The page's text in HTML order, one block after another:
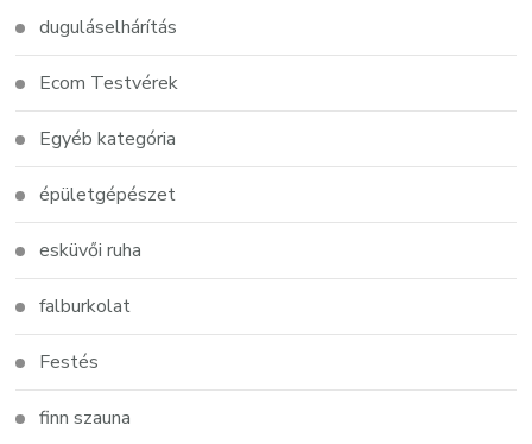
duguláselhárítás
Ecom Testvérek
Egyéb kategória
épületgépészet
esküvői ruha
falburkolat
Festés
finn szauna